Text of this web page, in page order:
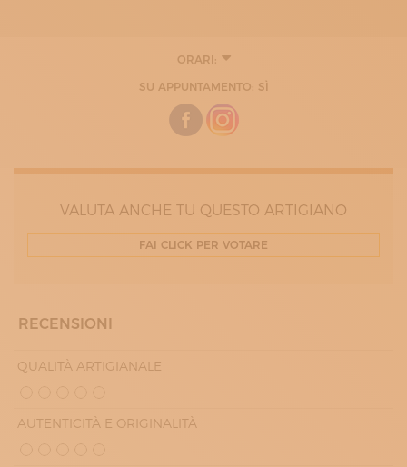
ORARI:
08:00 - 12:30
MARTEDÌ
08:00 - 12:30
MERCOLEDÌ
GIOVEDÌ
08:00 - 12:30
SU APPUNTAMENTO: SÌ
VALUTA ANCHE TU QUESTO ARTIGIANO
FAI CLICK PER VOTARE
RECENSIONI
QUALITÀ ARTIGIANALE
AUTENTICITÀ E ORIGINALITÀ